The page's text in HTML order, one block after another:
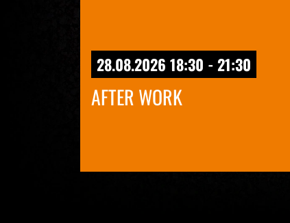
28.08.2026 18:30 - 21:30
AFTER WORK